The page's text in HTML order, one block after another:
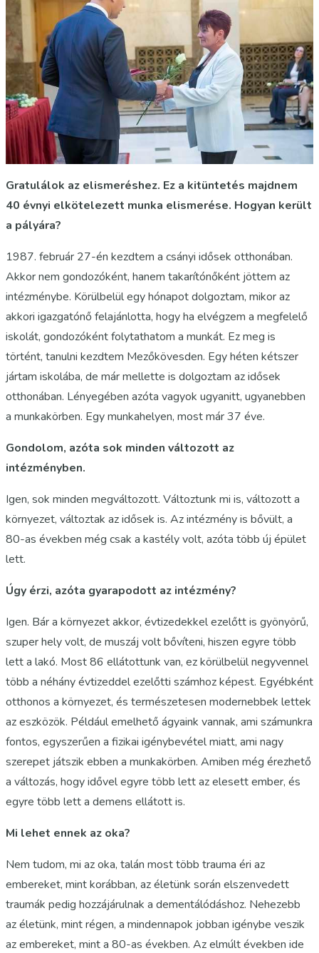
Gratulálok az elismeréshez. Ez a kitüntetés majdnem
40 évnyi elkötelezett munka elismerése. Hogyan került
a pályára?
1987. február 27-én kezdtem a csányi idősek otthonában.
Akkor nem gondozóként, hanem takarítónőként jöttem az
intézménybe. Körülbelül egy hónapot dolgoztam, mikor az
akkori igazgatónő felajánlotta, hogy ha elvégzem a megfelelő
iskolát, gondozóként folytathatom a munkát. Ez meg is
történt, tanulni kezdtem Mezőkövesden. Egy héten kétszer
jártam iskolába, de már mellette is dolgoztam az idősek
otthonában. Lényegében azóta vagyok ugyanitt, ugyanebben
a munkakörben. Egy munkahelyen, most már 37 éve.
Gondolom, azóta sok minden változott az
intézményben.
Igen, sok minden megváltozott. Változtunk mi is, változott a
környezet, változtak az idősek is. Az intézmény is bővült, a
80-as években még csak a kastély volt, azóta több új épület
lett.
Úgy érzi, azóta gyarapodott az intézmény?
Igen. Bár a környezet akkor, évtizedekkel ezelőtt is gyönyörű,
szuper hely volt, de muszáj volt bővíteni, hiszen egyre több
lett a lakó. Most 86 ellátottunk van, ez körülbelül negyvennel
több a néhány évtizeddel ezelőtti számhoz képest. Egyébként
otthonos a környezet, és természetesen modernebbek lettek
az eszközök. Például emelhető ágyaink vannak, ami számunkra
fontos, egyszerűen a fizikai igénybevétel miatt, ami nagy
szerepet játszik ebben a munkakörben. Amiben még érezhető
a változás, hogy idővel egyre több lett az elesett ember, és
egyre több lett a demens ellátott is.
Mi lehet ennek az oka?
Nem tudom, mi az oka, talán most több trauma éri az
embereket, mint korábban, az életünk során elszenvedett
traumák pedig hozzájárulnak a dementálódáshoz. Nehezebb
az életünk, mint régen, a mindennapok jobban igénybe veszik
az embereket, mint a 80-as években. Az elmúlt években ide